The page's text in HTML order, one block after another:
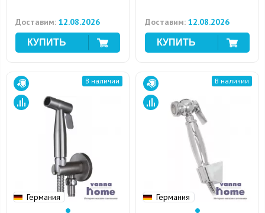
Доставим: 12.08.2026 Доставим: 12.08.2026
Германия
В наличии
Германия
В наличии